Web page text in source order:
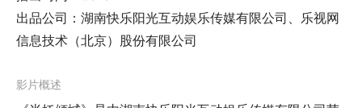
出品公司：湖南快乐阳光互动娱乐传媒有限公司、乐视网
信息技术（北京）股份有限公司
影片概述